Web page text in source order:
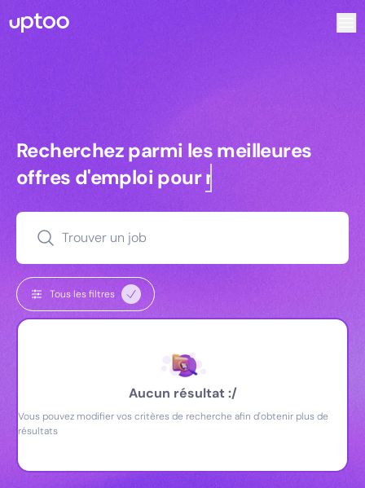
Recherchez parmi les meilleures
Recherchez parmi les meilleures
offres d'emploi pourmanagers
Trouver un job
Tous les filtres
Aucun résultat :/
Vous pouvez modifier vos critères de recherche afin d'obtenir plus de
résultats